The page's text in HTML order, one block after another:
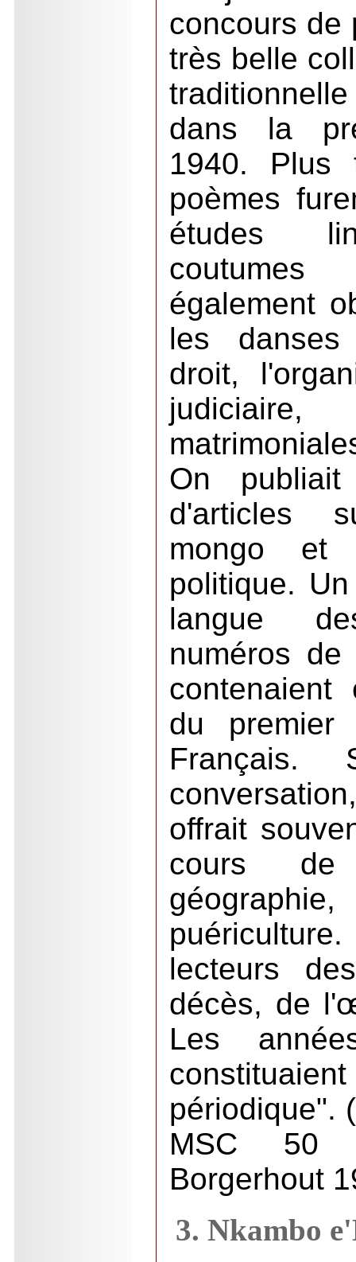
concours de
très belle
dans la
1940. Plus
poèmes
études
coutumes
également
les danses
droit,
On
d'articles
mongo et
politique.
langue
numéros
du premier
Français.
offrait
cours de
lecteurs
décès, de
Les
périodique".
MSC 50
Borgerhout
3. Nkambo